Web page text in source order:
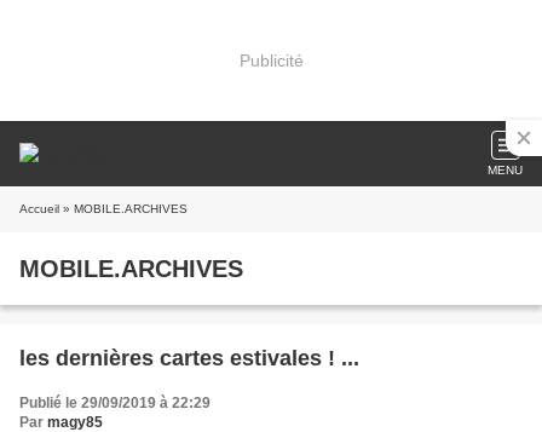
Publicité
MENU
Accueil » MOBILE.ARCHIVES
MOBILE.ARCHIVES
les dernières cartes estivales ! ...
Publié le 29/09/2019 à 22:29
Par magy85